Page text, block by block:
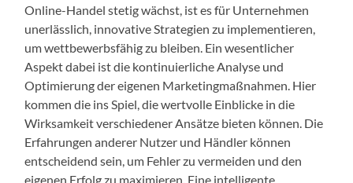
Online-Handel stetig wächst, ist es für Unternehmen
unerlässlich, innovative Strategien zu implementieren,
um wettbewerbsfähig zu bleiben. Ein wesentlicher
Aspekt dabei ist die kontinuierliche Analyse und
Optimierung der eigenen Marketingmaßnahmen. Hier
kommen die ins Spiel, die wertvolle Einblicke in die
Wirksamkeit verschiedener Ansätze bieten können. Die
Erfahrungen anderer Nutzer und Händler können
entscheidend sein, um Fehler zu vermeiden und den
eigenen Erfolg zu maximieren. Eine intelligente